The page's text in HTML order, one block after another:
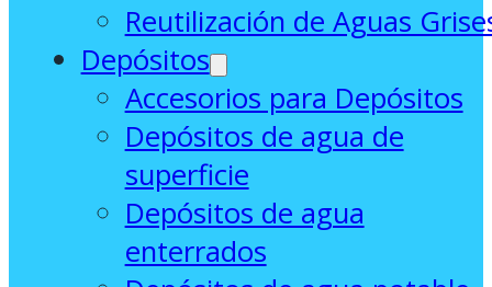
Reutilización de Aguas
Depósitos
Accesorios para Depósitos
Depósitos de agua de
superficie
Depósitos de agua
enterrados